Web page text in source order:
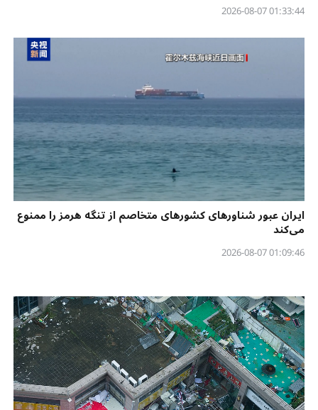
01:33:44 2026-08-07
ایران عبور شناورهای کشورهای متخاصم از تنگه هرمز را ممنوع
می‌کند
01:09:46 2026-08-07